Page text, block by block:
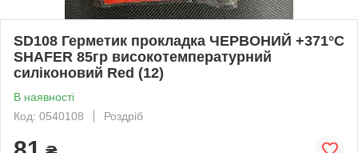
SD108 Герметик прокладка ЧЕРВОНИЙ +371°C
SHAFER 85гр високотемпературний
силіконовий Red (12)
В наявності
Код: 0540108
Роздріб